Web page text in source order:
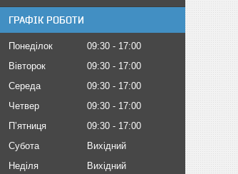
ГРАФІК РОБОТИ
Понеділок 09:30
17:00
Вівторок
09:30
17:00
Середа
09:30
17:00
Четвер
09:30
17:00
Пʼятниця
09:30
17:00
Субота
Вихідний
Неділя
Вихідний